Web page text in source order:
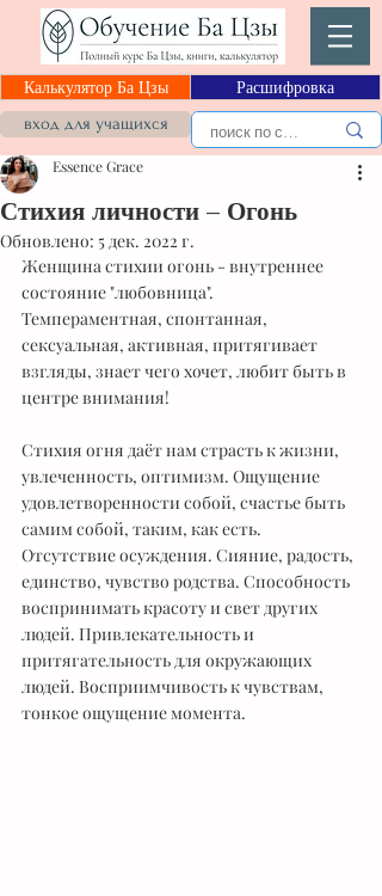
Калькулятор Ба Цзы Расшифровка
вход для учащихся
Стихия личности – Огонь
Essence Grace
Обновлено: 5 дек. 2022 г.
Женщина стихии огонь - внутреннее
состояние "любовница".
Темпераментная, спонтанная,
сексуальная, активная, притягивает
взгляды, знает чего хочет, любит быть в
центре внимания!
Стихия огня даёт нам страсть к жизни,
увлеченность, оптимизм. Ощущение
удовлетворенности собой, счастье быть
самим собой, таким, как есть.
Отсутствие осуждения. Сияние, радость,
единство, чувство родства. Способность
воспринимать красоту и свет других
людей. Привлекательность и
притягательность для окружающих
людей. Восприимчивость к чувствам,
тонкое ощущение момента.